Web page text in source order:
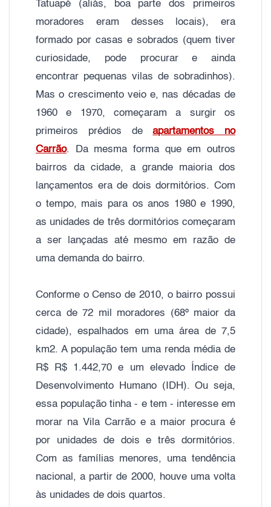
Tatuapé (aliás, boa parte dos primeiros
moradores eram desses locais), era
formado por casas e sobrados (quem tiver
curiosidade, pode procurar e ainda
encontrar pequenas vilas de sobradinhos).
Mas o crescimento veio e, nas décadas de
1960 e 1970, começaram a surgir os
primeiros prédios deapartamentos no
Carrão. Da mesma forma que em outros
bairros da cidade, a grande maioria dos
lançamentos era de dois dormitórios. Com
o tempo, mais para os anos 1980 e 1990,
as unidades de três dormitórios começaram
a ser lançadas até mesmo em razão de
uma demanda do bairro.
Conforme o Censo de 2010, o bairro possui
cerca de 72 mil moradores (68º maior da
cidade), espalhados em uma área de 7,5
km2. A população tem uma renda média de
R$ R$ 1.442,70 e um elevado Índice de
Desenvolvimento Humano (IDH). Ou seja,
essa população tinha - e tem - interesse em
morar na Vila Carrão e a maior procura é
por unidades de dois e três dormitórios.
Com as famílias menores, uma tendência
nacional, a partir de 2000, houve uma volta
às unidades de dois quartos.